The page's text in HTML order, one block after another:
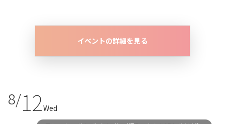
イベントの詳細を見る
8/12Wed